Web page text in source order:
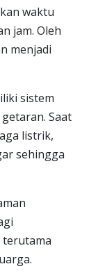
waktu
jam. Oleh
menjadi
sistem
Saat
listrik,
sehingga
terutama